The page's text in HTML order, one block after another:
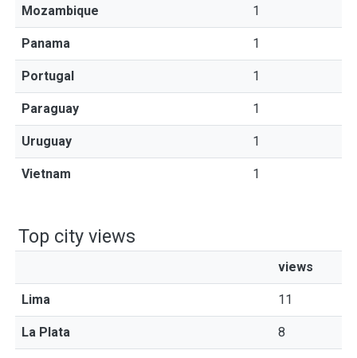
Mozambique 1
Panama 1
Portugal 1
Paraguay 1
Uruguay 1
Vietnam 1
Top city views
views
Lima 11
La Plata 8